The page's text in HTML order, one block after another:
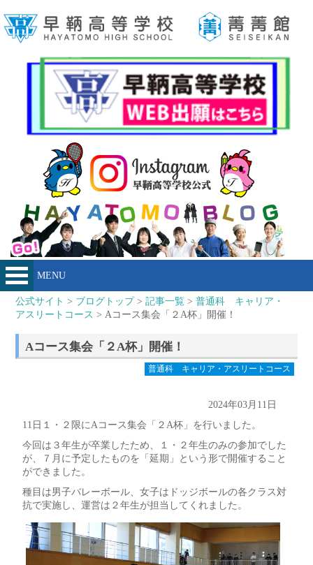
MENU
公式サイト > ブログトップ>記事一覧 >普通科 キャリア・
アスリートコース > Aコース集会「２A杯」開催！
Aコース集会「２A杯」開催！
普通科 キャリア・アスリートコース
2024年03月11日
11日１・２限にAコース集会「２A杯」を行いました。
今回は３年生が卒業したため、１・２年生のみの参加でした
が、７月に予定したものを「延期」という形で開催すること
ができました。
種目は男子バレーボール、女子はドッジボールの各クラス対
抗で実施し、運営は２年生が担当してくれました。